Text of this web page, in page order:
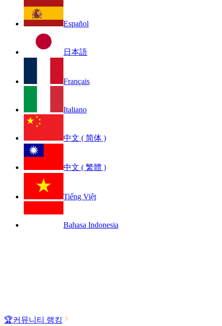
Español
日本語
Français
Italiano
中文 ( 简体 )
中文 ( 繁體 )
Tiếng Việt
Bahasa Indonesia
🏆커뮤니티 랭킹